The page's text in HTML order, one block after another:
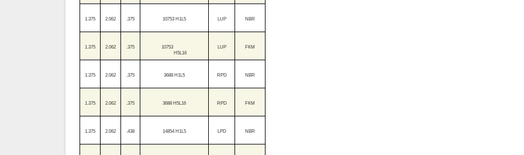
1.375 2.062 .375 10753 H1L5 LUP NBR
1.375 2.062 .375
10753
H5L16
LUP FKM
1.375 2.062 .375 3688 H1L5 RPD NBR
1.375 2.062 .375 3688 H5L16 RPD FKM
1.375 2.062 .438 14854 H1L5 LPD NBR